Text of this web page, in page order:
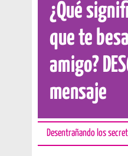
¿Qué
que te
amigo?
mensaje
Desentrañando los